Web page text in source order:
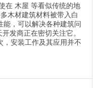
在 木屋 等看似传统的地
木材建筑材料被带入白
，可以解决各种建筑问
发商正在密切关注它。
安装工作及其应用并不
短的时间间隔内进行
主要建筑材料的异形木
的，他们坚持健康的生
求。 ...